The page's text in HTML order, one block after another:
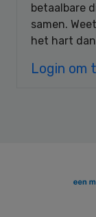
betaalbare
samen.
het hart
Login om